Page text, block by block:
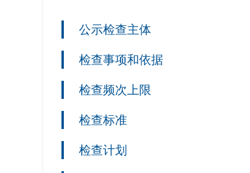
公示检查主体
检查事项和依据
检查频次上限
检查标准
检查计划